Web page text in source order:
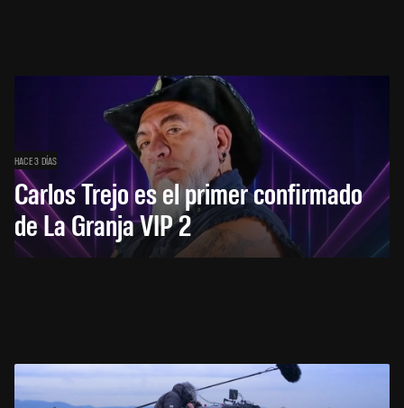
HACE 3 DÍAS
Carlos Trejo es el primer confirmado
de La Granja VIP 2